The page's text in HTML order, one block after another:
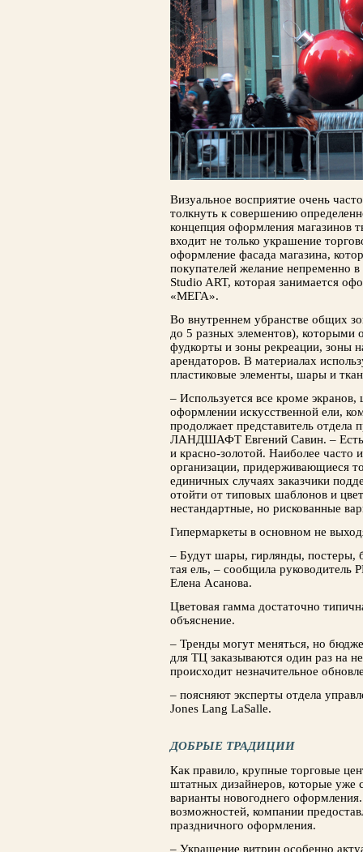
Визуальное восприятие очень
толкнуть к совершению
концепция оформления магазинов
входит не только украшение
оформление фасада магазина,
покупателей желание непременно
Studio ART, которая занимается
«МЕГА».
Во внутреннем убранстве общих
до 5 разных элементов), которыми
фудкорты и зоны рекреации, зоны
арендаторов. В материалах
пластиковые элементы, шары и
– Используется все кроме
оформлении искусственной ели,
продолжает представитель
ЛАНДШАФТ Ев­гений Савин. – Есть
и красно-золотой. Наи­более часто
организации, придерживающи­еся
единичных случаях заказчики
отойти от типовых шаблонов и
нестандартные, но рискован­ные
Гипермаркеты в основном не
– Будут шары, гирлянды, постеры,
тая ель, – сообщила руководитель
Еле­на Асанова.
Цветовая гамма достаточно
объ­яснение.
– Тренды могут меняться, но
для ТЦ заказываются один раз на
происходит незначительное
– поясняют эксперты отдела
Jones Lang LaSalle.
ДОБРЫЕ ТРАДИЦИИ
Как правило, крупные торговые
штатных дизайнеров, которые уже
вариан­ты новогоднего
возможностей, компании
праздничного оформле­ния.
– Украшение витрин особенно